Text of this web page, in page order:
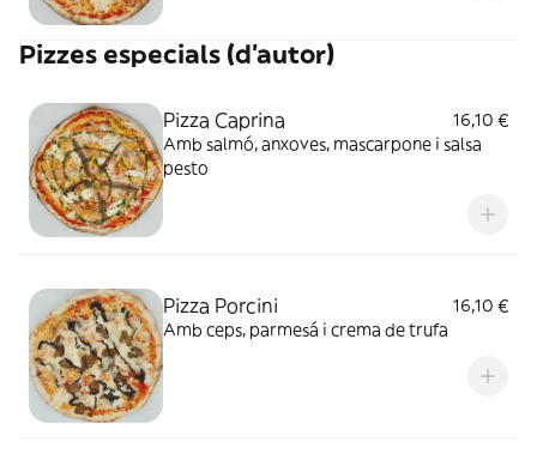
Pizzes especials (d'autor)
Pizza Caprina
16,10 €
Amb salmó, anxoves, mascarpone i salsa
pesto
Pizza Porcini
16,10 €
Amb ceps, parmesá i crema de trufa